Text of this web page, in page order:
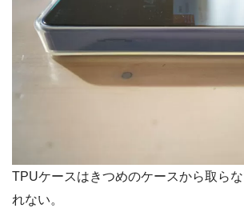
TPUケースはきつめのケースから取ら
れない。